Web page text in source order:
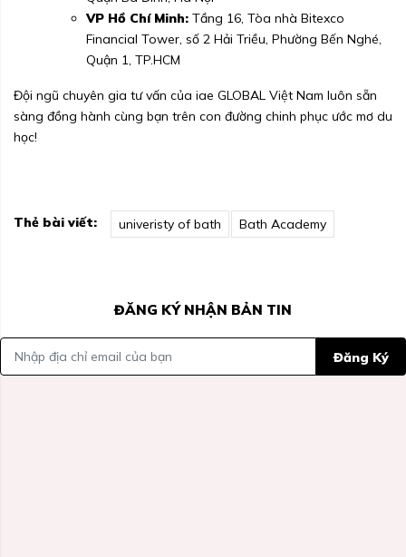
VP Hồ Chí Minh: Tầng 16, Tòa nhà Bitexco
Financial Tower, số 2 Hải Triều, Phường Bến Nghé,
Quận 1, TP.HCM
Đội ngũ chuyên gia tư vấn của iae GLOBAL Việt Nam luôn sẵn
sàng đồng hành cùng bạn trên con đường chinh phục ước mơ du
học!
Thẻ bài viết: univeristy of bath Bath Academy
ĐĂNG KÝ NHẬN BẢN TIN
Đăng Ký